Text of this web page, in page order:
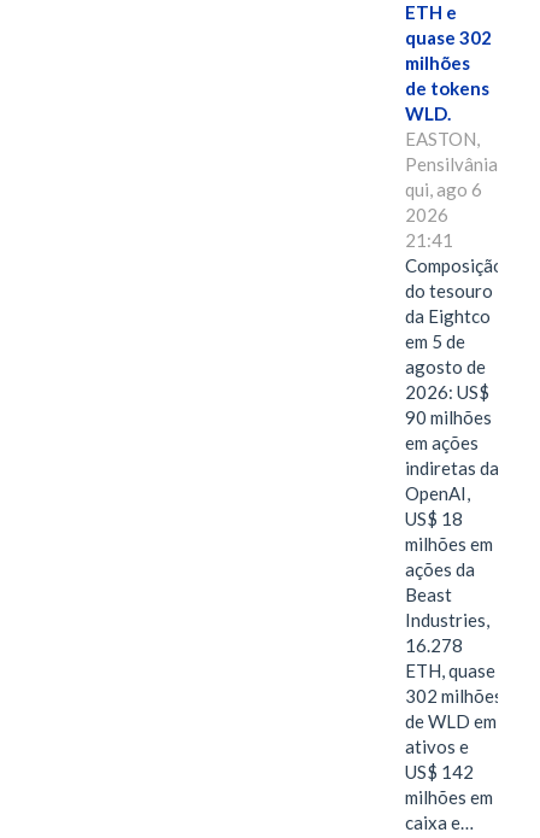
ETH e
quase 302
milhões
de tokens
WLD.
EASTON,
Pensilvânia,
qui, ago 6
2026
21:41
Composição
do tesouro
da Eightco
em 5 de
agosto de
2026: US$
90 milhões
em ações
indiretas da
OpenAI,
US$ 18
milhões em
ações da
Beast
Industries,
16.278
ETH, quase
302 milhões
de WLD em
ativos e
US$ 142
milhões em
caixa e…